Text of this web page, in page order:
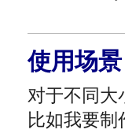
使用场景
对于不同大
比如我要制